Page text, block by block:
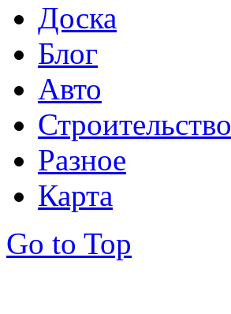
Доска
Блог
Авто
Строительство
Разное
Карта
Go to Top